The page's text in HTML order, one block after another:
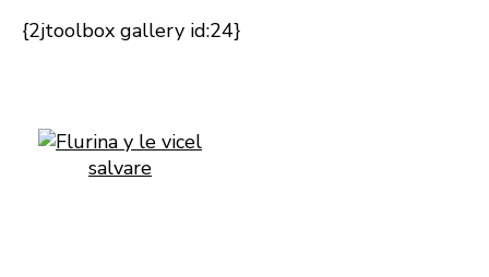
{2jtoolbox gallery id:24}